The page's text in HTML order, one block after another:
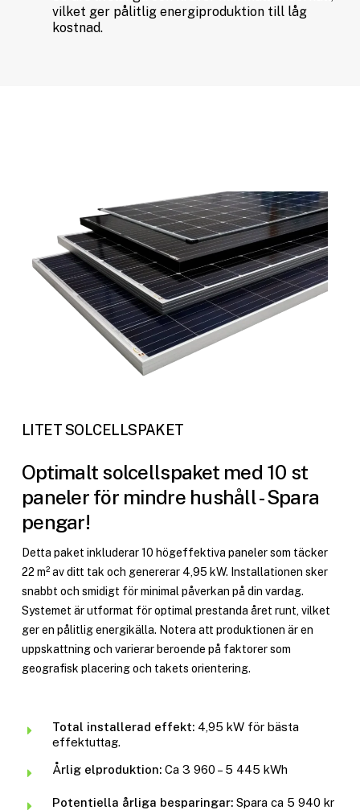
vilket ger pålitlig energiproduktion till låg
kostnad.
LITET SOLCELLSPAKET
Optimalt solcellspaket med 10 st
paneler för mindre hushåll - Spara
pengar!
Detta paket inkluderar 10 högeffektiva paneler som täcker
22 m² av ditt tak och genererar 4,95 kW. Installationen sker
snabbt och smidigt för minimal påverkan på din vardag.
Systemet är utformat för optimal prestanda året runt, vilket
ger en pålitlig energikälla. Notera att produktionen är en
uppskattning och varierar beroende på faktorer som
geografisk placering och takets orientering.
Total installerad effekt: 4,95 kW för bästa
effektuttag.
Årlig elproduktion:Ca 3 960 – 5 445 kWh
Potentiella årliga besparingar: Spara ca 5 940 kr